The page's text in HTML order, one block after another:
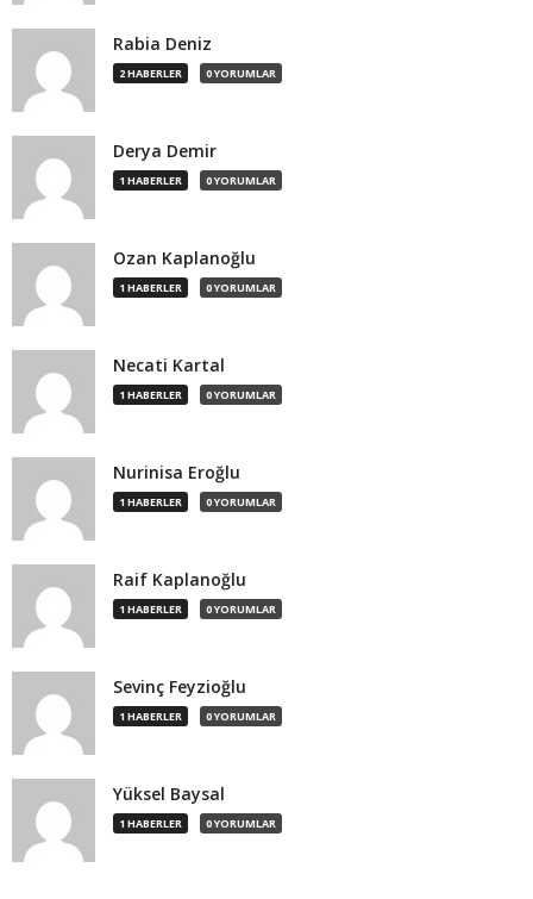
Rabia Deniz
2 HABERLER 0 YORUMLAR
Derya Demir
1 HABERLER 0 YORUMLAR
Ozan Kaplanoğlu
1 HABERLER 0 YORUMLAR
Necati Kartal
1 HABERLER 0 YORUMLAR
Nurinisa Eroğlu
1 HABERLER 0 YORUMLAR
Raif Kaplanoğlu
1 HABERLER 0 YORUMLAR
Sevinç Feyzioğlu
1 HABERLER 0 YORUMLAR
Yüksel Baysal
1 HABERLER 0 YORUMLAR